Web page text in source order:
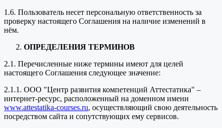
1.6. Пользователь несет персональную ответственность за
проверку настоящего Соглашения на наличие изменений в
нём.
ОПРЕДЕЛЕНИЯ ТЕРМИНОВ
2.1. Перечисленные ниже термины имеют для целей
настоящего Соглашения следующее значение:
2.1.1. ООО "Центр развития компетенций Аттестатика" –
интернет-ресурс, расположенный на доменном имени
www.attestatika-courses.ru, осуществляющий свою деятельность
посредством сайта и сопутствующих ему сервисов.